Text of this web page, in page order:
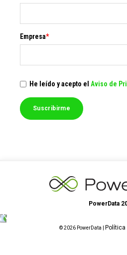
Empresa*
He leído y acepto el Aviso de
PowerData
© 2026 PowerData | Política